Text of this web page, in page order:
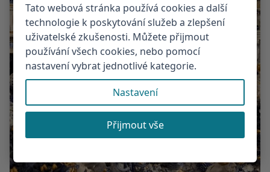
Tato webová stránka používá cookies a další
technologie k poskytování služeb a zlepšení
uživatelské zkušenosti. Můžete přijmout
používání všech cookies, nebo pomocí
nastavení vybrat jednotlivé kategorie.
Nastavení
Přijmout vše